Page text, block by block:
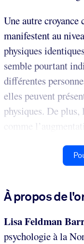
Une autre croyance
manifestent au
physiques
semble pourtant
différentes
elles peuvent
physiques. De plus,
comme
À propos de
Lisa Feldman
psychologie à la